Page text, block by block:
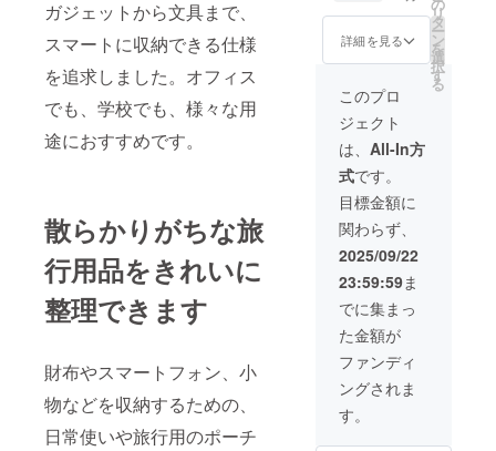
ガジェットから文具まで、
スマートに収納できる仕様
を追求しました。オフィス
でも、学校でも、様々な用
途におすすめです。
散らかりがちな旅
行用品をきれいに
整理できます
財布やスマートフォン、小
物などを収納するための、
日常使いや旅行用のポーチ
→7,176
円（税
へ！優
れた自
立式
ポー
チ 黒
＋灰色
系」早
期ご支
援特割
【40
％OFF
】一般
販売予
定価
格：
5,980円
×2個＝
11,960
円
→7,176
円（税
込・送
詳細を見る
リ
タ
ー
ン
を
選
択
す
る
このプロ
ジェクト
は、 All-In方
式です。
目標金額に
関わらず、
2025/09/22
23:59:59ま
でに集まっ
た金額が
ファンディ
ングされま
す。